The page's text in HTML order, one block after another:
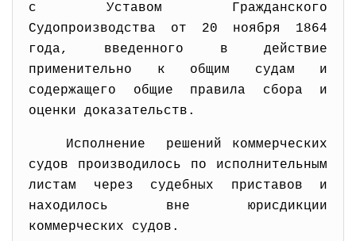
с Уставом Гражданского
Судопроизводства от 20 ноября 1864
года, введенного в действие
применительно к общим судам и
содержащего общие правила сбора и
оценки доказательств.
Исполнение решений коммерческих
судов производилось по исполнительным
листам через судебных приставов и
находилось вне юрисдикции
коммерческих судов.